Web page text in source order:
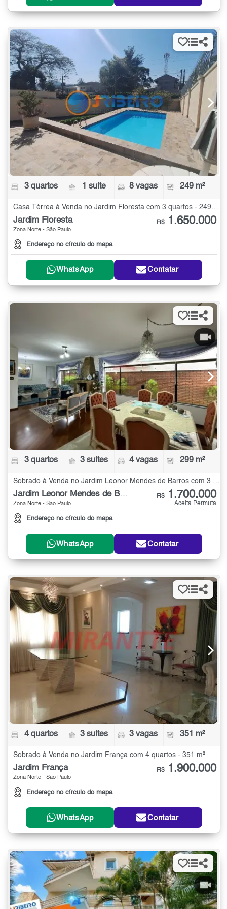
3 quartos 1 suíte 8 vagas 249 m²
Jardim Floresta
Zona Norte - São Paulo
Endereço no círculo do mapa
R$ 1.650.000
WhatsApp Contatar
3 quartos 3 suítes 4 vagas 299 m²
Sobrado à Venda no Jardim Leonor Mendes de Barros com 3 quartos - 299 m²
Jardim Leonor Mendes de Barros
Zona Norte - São Paulo
Endereço no círculo do mapa
R$ 1.700.000
Aceita Permuta
WhatsApp Contatar
4 quartos 3 suítes 3 vagas 351 m²
Sobrado à Venda no Jardim França com 4 quartos - 351 m²
Jardim França
Zona Norte - São Paulo
Endereço no círculo do mapa
R$ 1.900.000
WhatsApp Contatar